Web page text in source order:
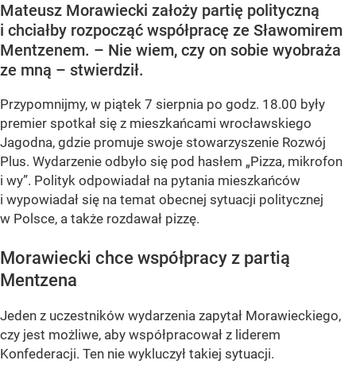
Mateusz Morawiecki założy partię polityczną
i chciałby rozpocząć współpracę ze Sławomirem
Mentzenem. – Nie wiem, czy on sobie wyobraża
ze mną – stwierdził.
Przypomnijmy, w piątek 7 sierpnia po godz. 18.00 były
premier spotkał się z mieszkańcami wrocławskiego
Jagodna, gdzie promuje swoje stowarzyszenie Rozwój
Plus. Wydarzenie odbyło się pod hasłem „Pizza, mikrofon
i wy”. Polityk odpowiadał na pytania mieszkańców
i wypowiadał się na temat obecnej sytuacji politycznej
w Polsce, a także rozdawał pizzę.
Morawiecki chce współpracy z partią
Mentzena
Jeden z uczestników wydarzenia zapytał Morawieckiego,
czy jest możliwe, aby współpracował z liderem
Konfederacji. Ten nie wykluczył takiej sytuacji.